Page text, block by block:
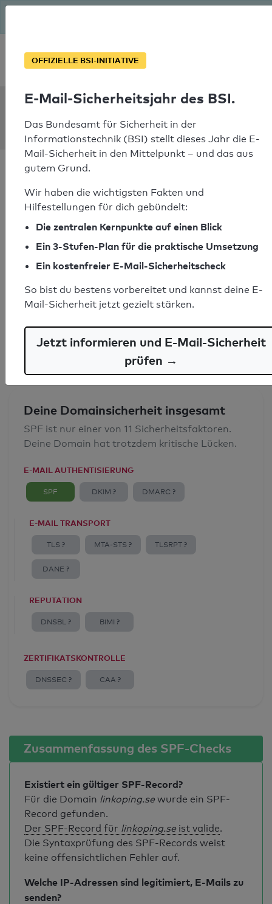
Soforthilfe bei Notfällen
linkoping.se
SPF-Check bestanden
Ihr SPF-Record Prüfergebnis
Syntaxprüfung: 0 Fehler
E-Mail-Spoofingschutz: Gut
Deine Domainsicherheit insgesamt
SPF ist nur einer von 11 Sicherheitsfaktoren.
Deine Domain hat trotzdem kritische Lücken.
E-MAIL AUTHENTISIERUNG
SPF DKIM ? DMARC ?
E-MAIL TRANSPORT
TLS ? MTA-STS ? TLSRPT ?
DANE ?
REPUTATION
DNSBL ? BIMI ?
ZERTIFIKATSKONTROLLE
DNSSEC ? CAA ?
Zusammenfassung des SPF-Checks
Existiert ein gültiger SPF-Record?
Für die Domain linkoping.se wurde ein SPF-
Record gefunden.
Der SPF-Record für linkoping.se ist valide.
Die Syntaxprüfung des SPF-Records weist
keine offensichtlichen Fehler auf.
Welche IP-Adressen sind legitimiert, E-Mails zu
senden?
OFFIZIELLE BSI-INITIATIVE
E-Mail-Sicherheitsjahr des BSI.
Das Bundesamt für Sicherheit in der
Informationstechnik (BSI) stellt dieses Jahr die E-
Mail-Sicherheit in den Mittelpunkt – und das aus
gutem Grund.
Wir haben die wichtigsten Fakten und
Hilfestellungen für dich gebündelt:
Die zentralen Kernpunkte auf einen Blick
Ein 3-Stufen-Plan für die praktische Umsetzung
Ein kostenfreier E-Mail-Sicherheitscheck
So bist du bestens vorbereitet und kannst deine E-
Mail-Sicherheit jetzt gezielt stärken.
Jetzt informieren und E-Mail-Sicherheit
prüfen →